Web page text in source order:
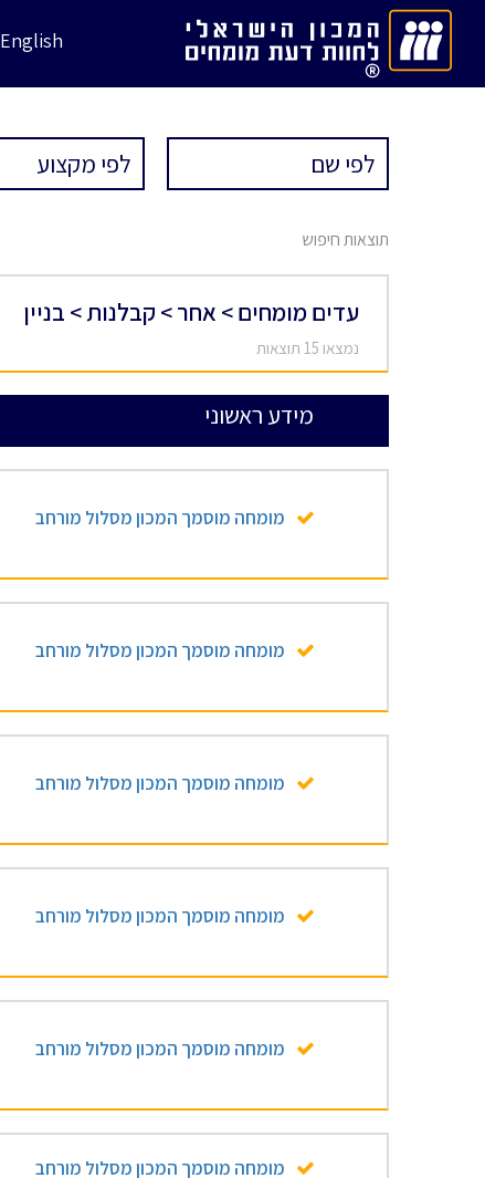
English
תוצאות חיפוש
עדים מומחים > אחר > קבלנות > בניין
נמצאו 15 תוצאות
מידע ראשוני
מומחה מוסמך המכון מסלול מורחב
מומחה מוסמך המכון מסלול מורחב
מומחה מוסמך המכון מסלול מורחב
מומחה מוסמך המכון מסלול מורחב
מומחה מוסמך המכון מסלול מורחב
מומחה מוסמך המכון מסלול מורחב